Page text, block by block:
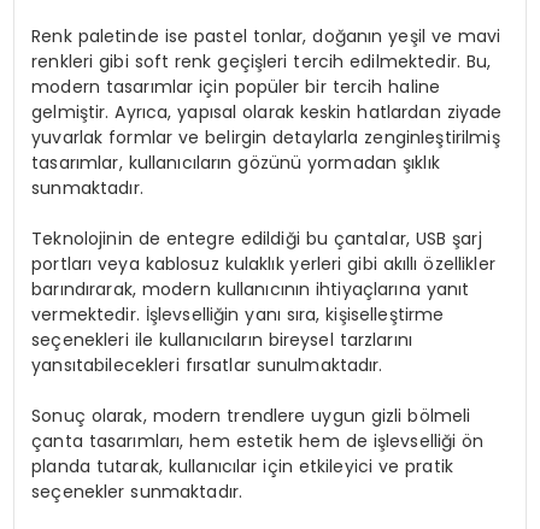
Renk paletinde ise pastel tonlar, doğanın yeşil ve mavi
renkleri gibi soft renk geçişleri tercih edilmektedir. Bu,
modern tasarımlar için popüler bir tercih haline
gelmiştir. Ayrıca, yapısal olarak keskin hatlardan ziyade
yuvarlak formlar ve belirgin detaylarla zenginleştirilmiş
tasarımlar, kullanıcıların gözünü yormadan şıklık
sunmaktadır.
Teknolojinin de entegre edildiği bu çantalar, USB şarj
portları veya kablosuz kulaklık yerleri gibi akıllı özellikler
barındırarak, modern kullanıcının ihtiyaçlarına yanıt
vermektedir. İşlevselliğin yanı sıra, kişiselleştirme
seçenekleri ile kullanıcıların bireysel tarzlarını
yansıtabilecekleri fırsatlar sunulmaktadır.
Sonuç olarak, modern trendlere uygun gizli bölmeli
çanta tasarımları, hem estetik hem de işlevselliği ön
planda tutarak, kullanıcılar için etkileyici ve pratik
seçenekler sunmaktadır.